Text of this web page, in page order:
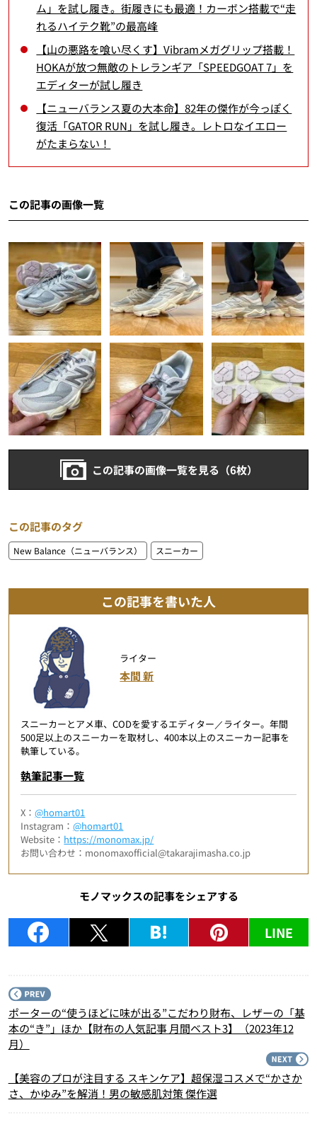
ム」を試し履き。街履きにも最適！カーボン搭載で“走
れるハイテク靴”の最高峰
【山の悪路を喰い尽くす】Vibramメガグリップ搭載！
HOKAが放つ無敵のトレランギア「SPEEDGOAT 7」を
エディターが試し履き
【ニューバランス夏の大本命】82年の傑作が今っぽく
復活「GATOR RUN」を試し履き。レトロなイエロー
がたまらない！
この記事の画像一覧
この記事の画像一覧を見る（6枚）
この記事のタグ
New Balance（ニューバランス） スニーカー
この記事を書いた人
ライター
本間 新
スニーカーとアメ車、CODを愛するエディター／ライター。年間
500足以上のスニーカーを取材し、400本以上のスニーカー記事を
執筆している。
執筆記事一覧
X：@homart01
Instagram：@homart01
Website： https://monomax.jp/
お問い合わせ：monomaxofficial@takarajimasha.co.jp
モノマックスの記事をシェアする
LINE
ポーターの“使うほどに味が出る”こだわり財布、レザーの「基
本の“き”」ほか【財布の人気記事 月間ベスト3】（2023年12
月）
【美容のプロが注目する スキンケア】超保湿コスメで“かさか
さ、かゆみ”を解消！男の敏感肌対策 傑作選